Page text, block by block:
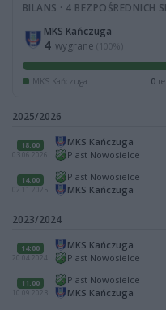
BILANS · 4 BEZPOŚREDNICH
MKS Kańczuga
4 wygrane (100%)
MKS Kańczuga 0
2025/2026
18:00
03.06.2026
MKS Kańczuga
Piast Nowosielce
14:00
02.11.2025
Piast Nowosielce
MKS Kańczuga
2023/2024
14:00
20.04.2024
MKS Kańczuga
Piast Nowosielce
11:00
10.09.2023
Piast Nowosielce
MKS Kańczuga